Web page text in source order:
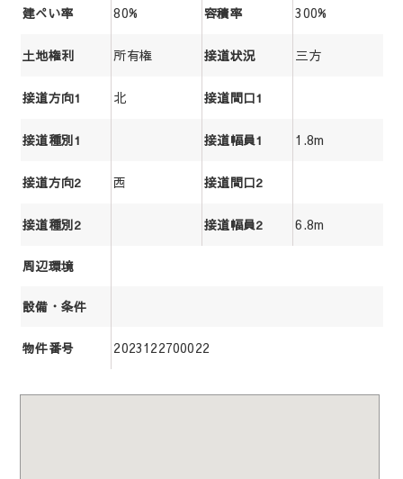
建ぺい率 80% 容積率 300%
土地権利 所有権 接道状況 三方
接道方向1 北 接道間口1
接道種別1 接道幅員1 1.8m
接道方向2 西 接道間口2
接道種別2 接道幅員2 6.8m
周辺環境
設備・条件
物件番号 2023122700022